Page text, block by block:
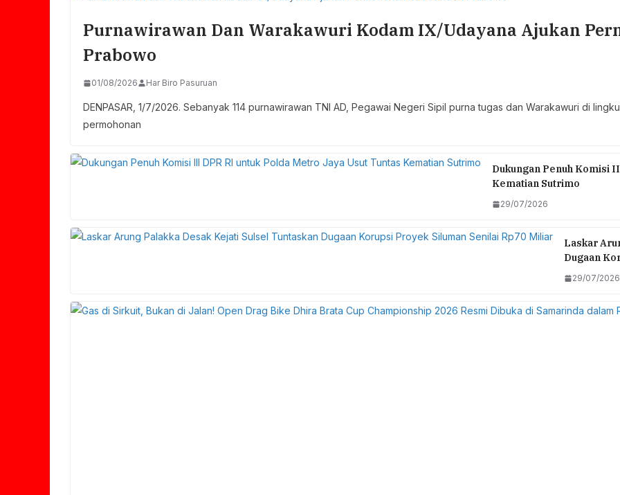
Purnawirawan Dan Warakawuri Kodam IX/Udayana Ajukan
Prabowo
01/08/2026 Har Biro Pasuruan
DENPASAR, 1/7/2026. Sebanyak 114 purnawirawan TNI AD, Pegawai Negeri Sipil purna tugas dan Warakawuri di
permohonan
Dukungan Penuh Komisi
Kematian Sutrimo
29/07/2026
Laskar
Dugaan
29/07/2026